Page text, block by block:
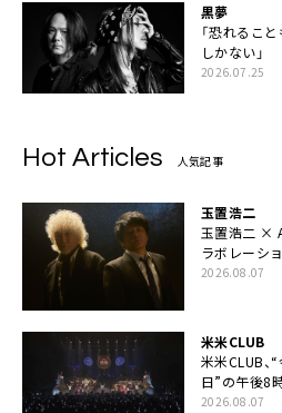
黒夢
「恐れるこ
しかない」
2026.07.25
Hot Articles 人気記事
玉置浩二
玉置浩二 ×
ラボレーシ
カップリン
2026.08.07
米米CLUB
米米CLUB、
日”の午後8
「FANtachy
2026.08.07